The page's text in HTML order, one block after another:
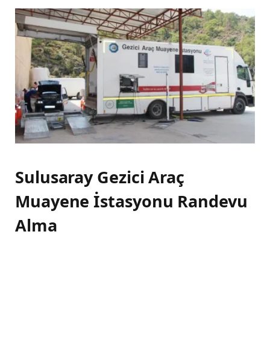
Sulusaray Gezici Araç
Muayene İstasyonu Randevu
Alma